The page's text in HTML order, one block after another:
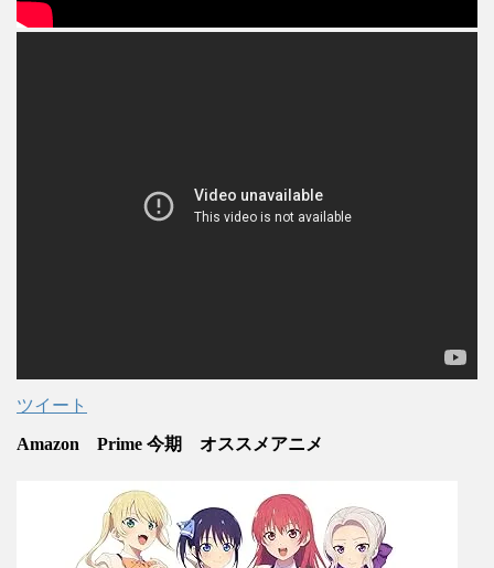
ツイート
Amazon Prime 今期 オススメアニメ